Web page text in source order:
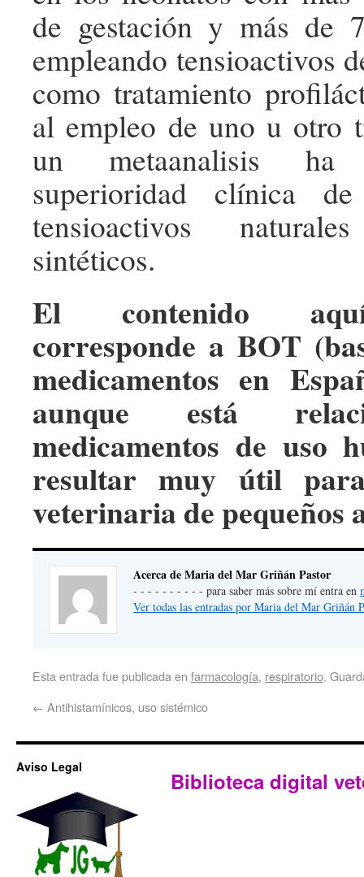
de gestación y más de
empleando tensioactivos
como tratamiento
al empleo de uno u otro
un metaanalisis
superioridad clínica
tensioactivos
sintéticos.
El contenido
corresponde a BOT
medicamentos en
aunque está
medicamentos de uso
resultar muy útil
veterinaria de pequeños
Acerca de Maria del Mar Griñán Pastor
- - - - - - - - - - para saber más sobre mí entra en
Ver todas las entradas por Maria del Mar Griñán
Esta entrada fue publicada en farmacología, respiratorio.
← Antihistamínicos, uso sistémico
Aviso Legal
Biblioteca digital